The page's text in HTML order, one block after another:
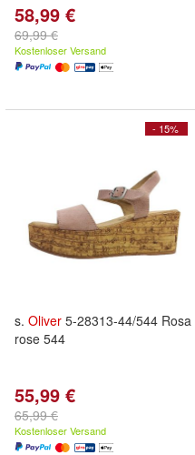
58,99 €
69,99 €
Kostenloser Versand
- 15%
s. Oliver 5-28313-44/544 Rosa
rose 544
55,99 €
65,99 €
Kostenloser Versand